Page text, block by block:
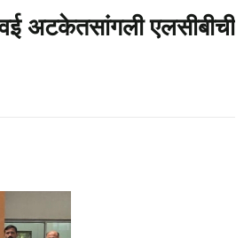
अटकेतसांगली एलसीबीची